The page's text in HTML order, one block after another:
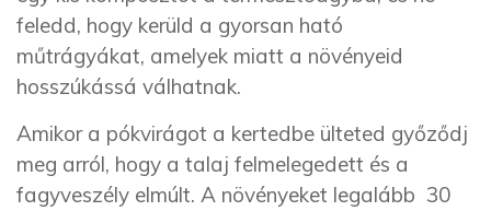
feledd, hogy kerüld a gyorsan ható
műtrágyákat, amelyek miatt a növényeid
hosszúkássá válhatnak.
Amikor a pókvirágot a kertedbe ülteted győződj
meg arról, hogy a talaj felmelegedett és a
fagyveszély elmúlt. A növényeket legalább 30